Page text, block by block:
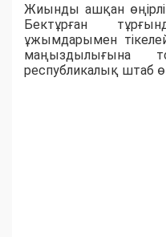
Жиынды ашқан
Бектұрған
ұжымдарымен
маңыздылығына
республикалық штаб